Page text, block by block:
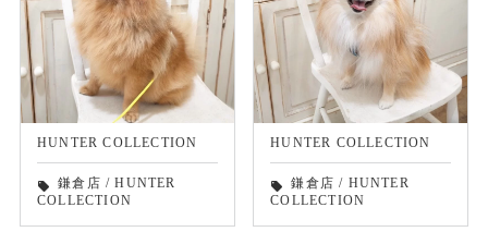
HUNTER COLLECTION
local_offer 鎌倉店 /HUNTER
COLLECTION
HUNTER COLLECTION
local_offer 鎌倉店 / HUNTER
COLLECTION